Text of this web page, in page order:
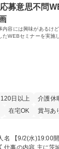
募意思不問
内容には興味があるけ
WEBセミナーを実施
日以上 介護休
在宅OK 賞与あ
、